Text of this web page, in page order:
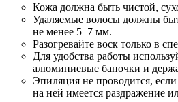
Кожа должна быть чистой,
Удаляемые волосы должны
не менее 5–7 мм.
Разогревайте воск только в
Для удобства работы
алюминиевые баночки и
Эпиляция не проводится,
на ней имеется раздражение